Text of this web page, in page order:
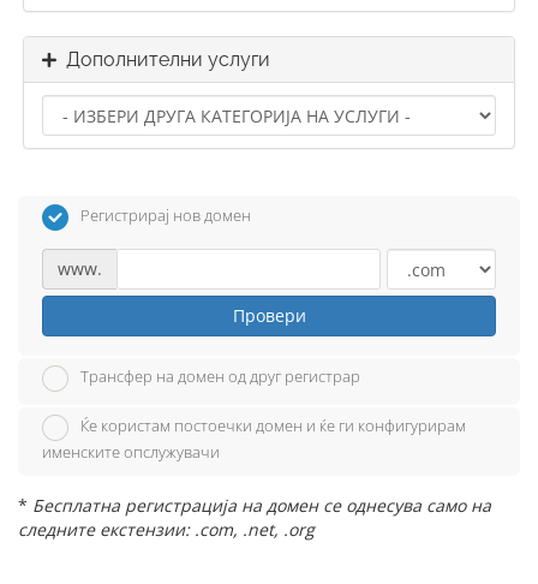
Дополнителни услуги
Регистрирај нов домен
www.
Провери
Трансфер на домен од друг регистрар
Ќе користам постоечки домен и ќе ги конфигурирам
именските опслужувачи
* Бесплатна регистрација на домен се однесува само на
следните екстензии: .com, .net, .org